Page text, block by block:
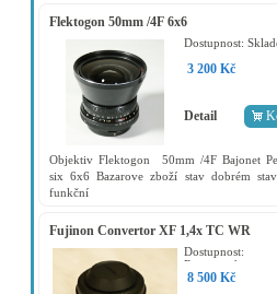
Flektogon 50mm /4F 6x6
Dostupnost:
3 200 Kč
Detail
Objektiv Flektogon 50mm /4F Bajonet
six 6x6 Bazarove zboží stav dobrém
funkční
Fujinon Convertor XF 1,4x TC WR
Dostupnost:
Rezervováno
8 500 Kč